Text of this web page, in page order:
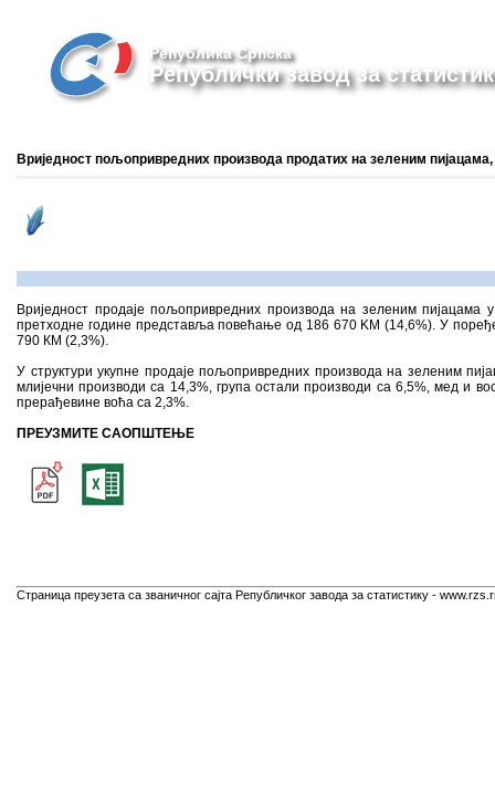
Република Српска
Републички завод за
Вриједност пољопривредних производа продатих на зеленим пијацама,
Вриједност продаjе пољопривредних производа на зеленим
претходне године представља повећање од 186 670 KМ (14,6%). У
790 КМ (2,3%).
У структури укупне продаје пољопривредних производа на зеленим
млијечни производи са 14,3%, група остали производи са 6,5%, мед и
прерађевине воћа са 2,3%.
ПРЕУЗМИТЕ САОПШТЕЊЕ
Страница преузета са званичног сајта Републичког завода за статистику -